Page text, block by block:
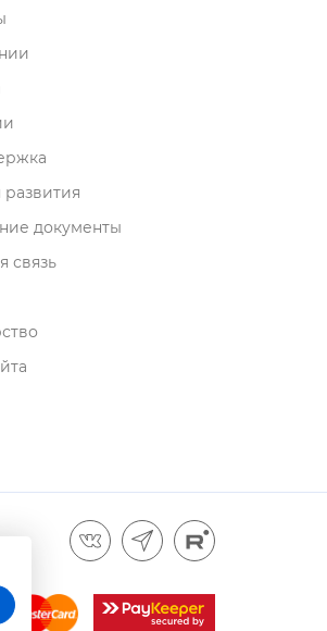
документы
связь